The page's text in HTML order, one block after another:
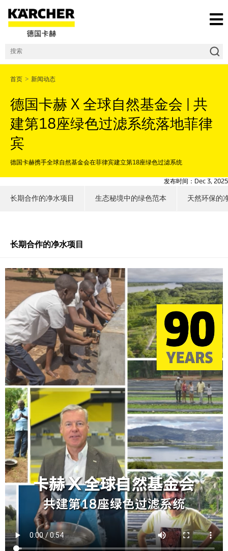
首页 > 新闻动态
德国卡赫 X 全球自然基金会 | 共
建第18座绿色过滤系统落地菲律
宾
德国卡赫携手全球自然基金会在菲律宾建立第18座绿色过滤系统
发布时间：Dec 3, 2025
长期合作的净水项目 生态秘境中的绿色范本 天然环保的
长期合作的净水项目